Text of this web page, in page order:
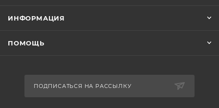
ИНФОРМАЦИЯ
ПОМОЩЬ
ПОДПИСАТЬСЯ НА РАССЫЛКУ